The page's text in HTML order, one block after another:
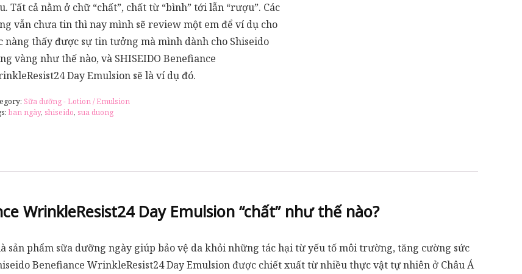
Tất cả nằm ở chữ “chất”, chất từ “bình” tới lẫn “rượu”. Các
vẫn chưa tin thì nay mình sẽ review một em để ví dụ cho
nàng thấy được sự tin tưởng mà mình dành cho Shiseido
vàng như thế nào, và SHISEIDO Benefiance
Day Emulsion sẽ là ví dụ đó.
Sữa dưỡng - Lotion / Emulsion
ban ngày, shiseido, sua duong
WrinkleResist24 Day Emulsion “chất” như thế nào?
sản phẩm sữa dưỡng ngày giúp bảo vệ da khỏi những tác hại từ yếu tố môi trường, tăng cường sức
Benefiance WrinkleResist24 Day Emulsion được chiết xuất từ nhiều thực vật tự nhiên ở Châu Á